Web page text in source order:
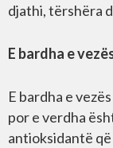
djathi, tërshëra
E bardha e
E bardha e
por e verdha
antioksidantë